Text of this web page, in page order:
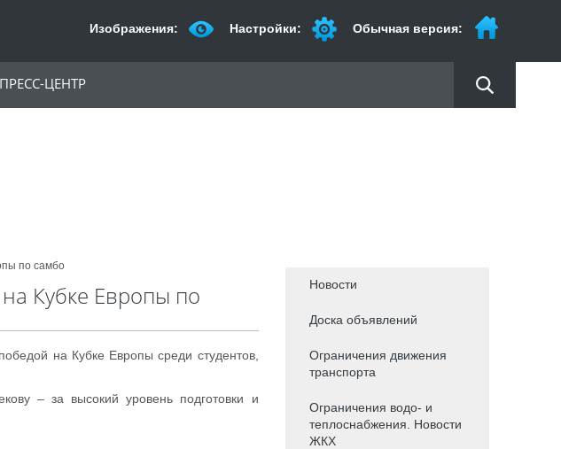
Изображения: Настройки: Обычная версия:
ПРЕСС-ЦЕНТР
по самбо
Кубке Европы по
на Кубке Европы среди студентов,
– за высокий уровень подготовки и
Новости
Доска объявлений
Ограничения движения
транспорта
Ограничения водо- и
теплоснабжения. Новости
ЖКХ